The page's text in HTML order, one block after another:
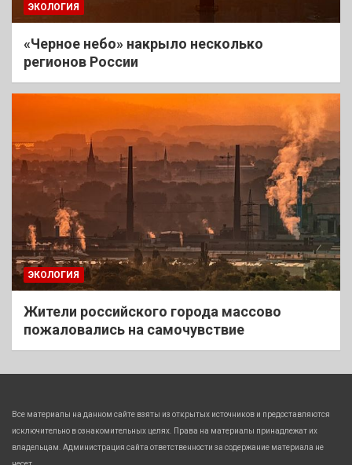
ЭКОЛОГИЯ
«Черное небо» накрыло несколько
регионов России
ЭКОЛОГИЯ
Жители российского города массово
пожаловались на самочувствие
Все материалы на данном сайте взяты из открытых источников и предоставляются
исключительно в ознакомительных целях. Права на материалы принадлежат их
владельцам. Администрация сайта ответственности за содержание материала не